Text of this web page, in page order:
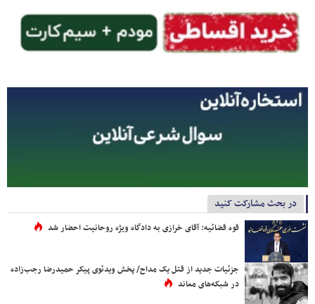
در بحث مشارکت کنید
قوه قضائیه: آقای خرازی به دادگاه ویژه روحانیت احضار شد
جزئیات جدید از قتل یک مداح/ پخش ویدئوی پیکر حمیدرضا رجب‌زاده
در شبکه‌های معاند